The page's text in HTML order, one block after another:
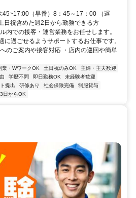
（早番）8：45～17：00 （遅
祝含めた週2日から勤務できる方
内での接客・運営業務をお任せします。
に過ごせるようサポートするお仕事です。
のご案内や接客対応 ・店内の巡回や簡単
業・WワークOK 土日祝のみOK
主婦・主夫歓迎
学歴不問 即日勤務OK
未経験者歓迎
提出 研修あり 社会保険完備
制服貸与
日からOK